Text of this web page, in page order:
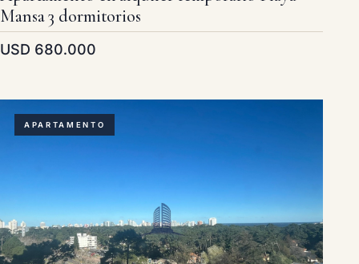
Mansa 3 dormitorios
USD 680.000
APARTAMENTO